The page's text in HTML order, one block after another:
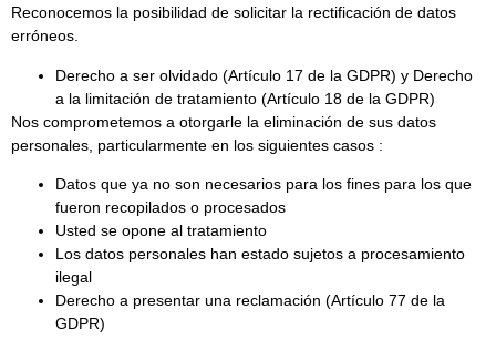
Reconocemos la posibilidad de solicitar la rectificación de datos
erróneos.
Derecho a ser olvidado (Artículo 17 de la GDPR) y Derecho
a la limitación de tratamiento (Artículo 18 de la GDPR)
Nos comprometemos a otorgarle la eliminación de sus datos
personales, particularmente en los siguientes casos :
Datos que ya no son necesarios para los fines para los que
fueron recopilados o procesados
Usted se opone al tratamiento
Los datos personales han estado sujetos a procesamiento
ilegal
Derecho a presentar una reclamación (Artículo 77 de la
GDPR)